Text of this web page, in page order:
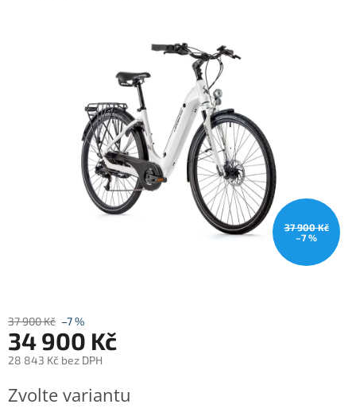
37 900 Kč
–7 %
37 900 Kč –7 %
34 900 Kč
28 843 Kč bez DPH
cena:
Zvolte variantu